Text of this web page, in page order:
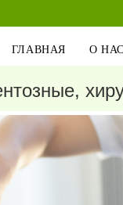
ГЛАВНАЯ О НАС